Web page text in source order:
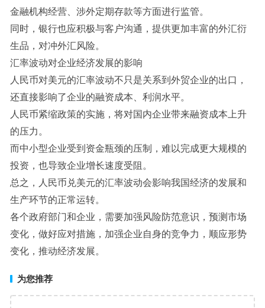
金融机构经营、涉外定期存款等方面进行监管。
同时，银行也应积极与客户沟通，提供更加丰富的外汇衍
生品，对冲外汇风险。
汇率波动对企业经济发展的影响
人民币对美元的汇率波动不只是关系到外贸企业的出口，
还直接影响了企业的融资成本、利润水平。
人民币紧缩政策的实施，将对国内企业带来融资成本上升
的压力。
而中小型企业受到资金瓶颈的压制，难以完成更大规模的
投资，也导致企业增长速度受阻。
总之，人民币兑美元的汇率波动会影响我国经济的发展和
生产环节的正常运转。
各个政府部门和企业，需要加强风险防范意识，预测市场
变化，做好应对措施，加强企业自身的竞争力，顺应形势
变化，推动经济发展。
为您推荐